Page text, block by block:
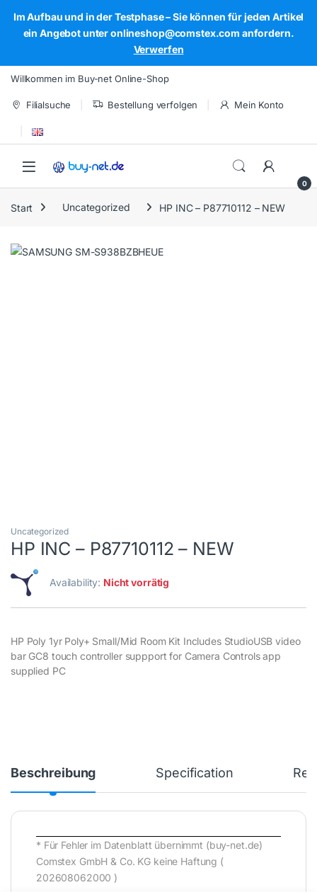
Im Aufbau und in der Testphase – Sie können für jeden Artikel
ein Angebot unter onlineshop@comstex.com anfordern.
Verwerfen
Skip to navigation
Skip to content
Willkommen im Buy-net Online-Shop
Filialsuche Bestellung verfolgen Mein Konto
Open
0
Start Uncategorized HP INC – P87710112 – NEW
Uncategorized
HP INC – P87710112 – NEW
Availability: Nicht vorrätig
HP Poly 1yr Poly+ Small/Mid Room Kit Includes StudioUSB video
bar GC8 touch controller suppport for Camera Controls app
supplied PC
Beschreibung Specification
* Für Fehler im Datenblatt übernimmt (buy-net.de)
Comstex GmbH & Co. KG keine Haftung (
202608062000 )